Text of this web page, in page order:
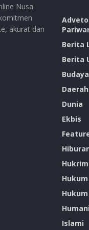
Nusa
akurat dan
Berita
Berita
Budaya
Daerah
Dunia
Ekbis
Hukrim
Hukum
Islami